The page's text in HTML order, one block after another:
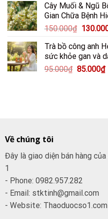
Cây Muối & Ngũ
Gian Chữa Bệnh
150.000₫ Giá
là:
Trà bồ công anh
sức khỏe gan và
95.000₫ Giá
85.000₫
Về chúng tôi
Đây là giao diện bán hàng
1
- Phone: 0982.957.282
- Email: stktinh@gmail.com
- Website: Thaoduocso1.com